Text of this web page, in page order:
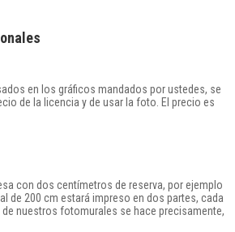
en los gráficos mandados por ustedes, se
de la licencia y de usar la foto. El precio es
con dos centímetros de reserva, por ejemplo
de 200 cm estará impreso en dos partes, cada
de nuestros fotomurales se hace precisamente,